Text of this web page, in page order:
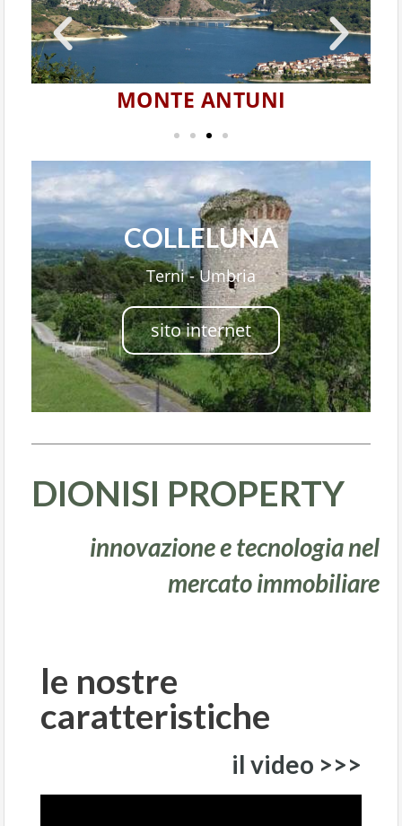
MONTE ANTUNI
COLLELUNA
Terni - Umbria
sito internet
DIONISI PROPERTY
innovazione e tecnologia nel
mercato immobiliare
le nostre
caratteristiche
il video >>>